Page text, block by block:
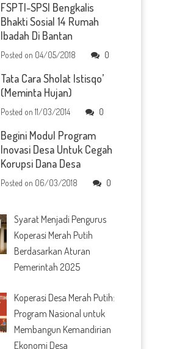
FSPTI-SPSI Bengkalis
Bhakti Sosial 14 Rumah
Ibadah Di Bantan
Posted on 04/05/2018 0
Tata Cara Sholat Istisqo’
(Meminta Hujan)
Posted on11/03/2014 0
Begini Modul Program
Inovasi Desa Untuk Cegah
Korupsi Dana Desa
Posted on 06/03/2018 0
Syarat Menjadi Pengurus
Koperasi Merah Putih
Berdasarkan Aturan
Pemerintah 2025
Koperasi Desa Merah Putih:
Program Nasional untuk
Membangun Kemandirian
Ekonomi Desa